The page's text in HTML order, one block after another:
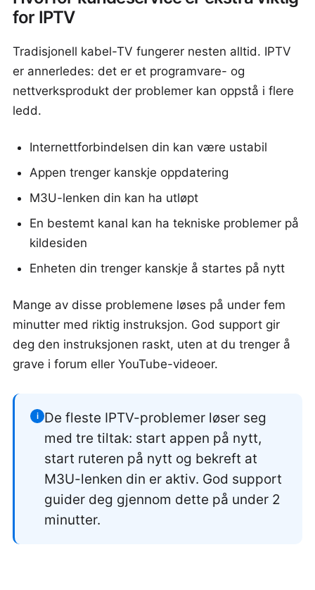
for IPTV
Tradisjonell kabel-TV fungerer nesten alltid. IPTV
er annerledes: det er et programvare- og
nettverksprodukt der problemer kan oppstå i flere
ledd.
Internettforbindelsen din kan være ustabil
Appen trenger kanskje oppdatering
M3U-lenken din kan ha utløpt
En bestemt kanal kan ha tekniske problemer på
kildesiden
Enheten din trenger kanskje å startes på nytt
Mange av disse problemene løses på under fem
minutter med riktig instruksjon. God support gir
deg den instruksjonen raskt, uten at du trenger å
grave i forum eller YouTube-videoer.
i
De fleste IPTV-problemer løser seg
med tre tiltak: start appen på nytt,
start ruteren på nytt og bekreft at
M3U-lenken din er aktiv. God support
guider deg gjennom dette på under 2
minutter.